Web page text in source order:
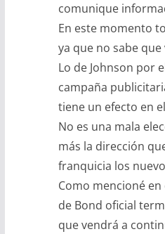
comunique
En este momento
ya que no sabe que
Lo de Johnson por
campaña
tiene un efecto en
No es una mala
más la dirección
franquicia los
Como mencioné
de Bond oficial
que vendrá a